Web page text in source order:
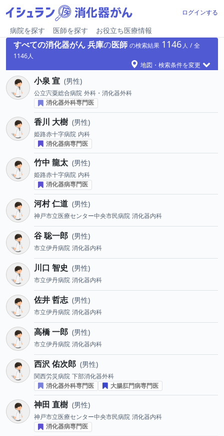
ログインする
病院を探す 医師を探す お役立ち医療情報
すべての消化器がん兵庫の医師 の検索結果 1146
1146
地図・検索条件を変更
小泉 宣 男性
公立宍粟総合病院 外科・消化器外科
消化器外科専門医
香川 大樹 男性
姫路赤十字病院 内科
消化器病専門医
竹中 龍太 男性
姫路赤十字病院 内科
消化器病専門医
河村 仁道 男性
神戸市立医療センター中央市民病院 消化器内科
谷 聡一郎 男性
市立伊丹病院 消化器内科
川口 智史 男性
市立伊丹病院 消化器内科
佐井 哲志 男性
市立伊丹病院 消化器内科
高橋 一郎 男性
市立伊丹病院 消化器内科
西沢 佑次郎 男性
関西労災病院 下部消化器外科
消化器外科専門医
大腸肛門病専門医
神田 直樹 男性
神戸市立医療センター中央市民病院 消化器内科
消化器病専門医